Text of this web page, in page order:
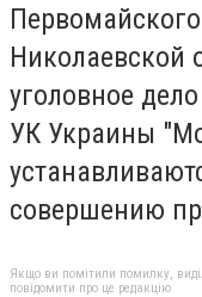
Николаевской
уголовное
УК Украины
совершению
Якщо ви помітили помилку,
повідомити про це редакцію